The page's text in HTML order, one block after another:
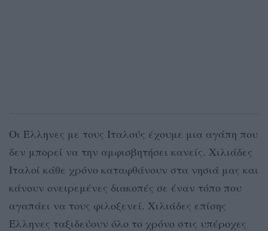
Οι Έλληνες με τους Ιταλούς έχουμε μια αγάπη που
δεν μπορεί να την αμφισβητήσει κανείς. Χιλιάδες
Ιταλοί κάθε χρόνο καταφθάνουν στα νησιά μας και
κάνουν ονειρεμένες διακοπές σε έναν τόπο που
αγαπάει να τους φιλοξενεί. Χιλιάδες επίσης
Έλληνες ταξιδεύουν όλο το χρόνο στις υπέροχες